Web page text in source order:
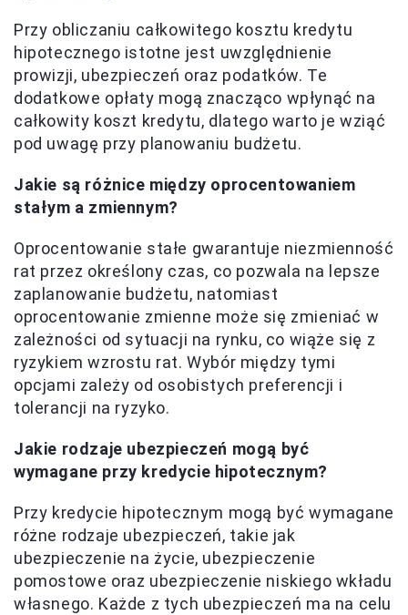
Przy obliczaniu całkowitego kosztu kredytu
hipotecznego istotne jest uwzględnienie
prowizji, ubezpieczeń oraz podatków. Te
dodatkowe opłaty mogą znacząco wpłynąć na
całkowity koszt kredytu, dlatego warto je wziąć
pod uwagę przy planowaniu budżetu.
Jakie są różnice między oprocentowaniem
stałym a zmiennym?
Oprocentowanie stałe gwarantuje niezmienność
rat przez określony czas, co pozwala na lepsze
zaplanowanie budżetu, natomiast
oprocentowanie zmienne może się zmieniać w
zależności od sytuacji na rynku, co wiąże się z
ryzykiem wzrostu rat. Wybór między tymi
opcjami zależy od osobistych preferencji i
tolerancji na ryzyko.
Jakie rodzaje ubezpieczeń mogą być
wymagane przy kredycie hipotecznym?
Przy kredycie hipotecznym mogą być wymagane
różne rodzaje ubezpieczeń, takie jak
ubezpieczenie na życie, ubezpieczenie
pomostowe oraz ubezpieczenie niskiego wkładu
własnego. Każde z tych ubezpieczeń ma na celu